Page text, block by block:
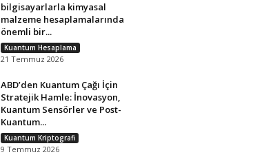
bilgisayarlarla kimyasal
malzeme hesaplamalarında
önemli bir...
Kuantum Hesaplama
21 Temmuz 2026
ABD’den Kuantum Çağı İçin
Stratejik Hamle: İnovasyon,
Kuantum Sensörler ve Post-
Kuantum...
Kuantum Kriptografi
9 Temmuz 2026